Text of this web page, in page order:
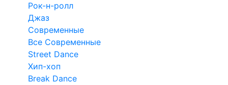
Рок-н-ролл
Джаз
Современные
Все Современные
Street Dance
Хип-хоп
Break Dance